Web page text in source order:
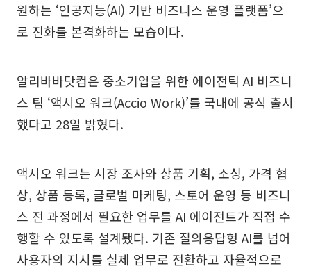
원하는 ‘인공지능(AI) 기반 비즈니스 운영 플랫폼’으
로 진화를 본격화하는 모습이다.
알리바바닷컴은 중소기업을 위한 에이전틱 AI 비즈니
스 팀 ‘액시오 워크(Accio Work)’를 국내에 공식 출시
했다고 28일 밝혔다.
액시오 워크는 시장 조사와 상품 기획, 소싱, 가격 협
상, 상품 등록, 글로벌 마케팅, 스토어 운영 등 비즈니
스 전 과정에서 필요한 업무를 AI 에이전트가 직접 수
행할 수 있도록 설계됐다. 기존 질의응답형 AI를 넘어
사용자의 지시를 실제 업무로 전환하고 자율적으로